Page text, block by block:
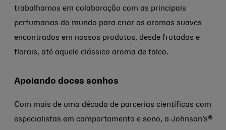
trabalhamos em colaboração com as principais
perfumarias do mundo para criar os aromas suaves
encontrados em nossos produtos, desde frutados e
florais, até aquele clássico aroma de talco.
Apoiando doces sonhos
Com mais de uma década de parcerias científicas com
especialistas em comportamento e sono, a Johnson’s®